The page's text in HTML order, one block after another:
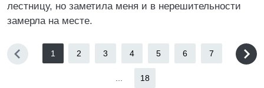
лестницу, но заметила меня и в нерешительности
замерла на месте.
1 2 3 4 5 6 7
18